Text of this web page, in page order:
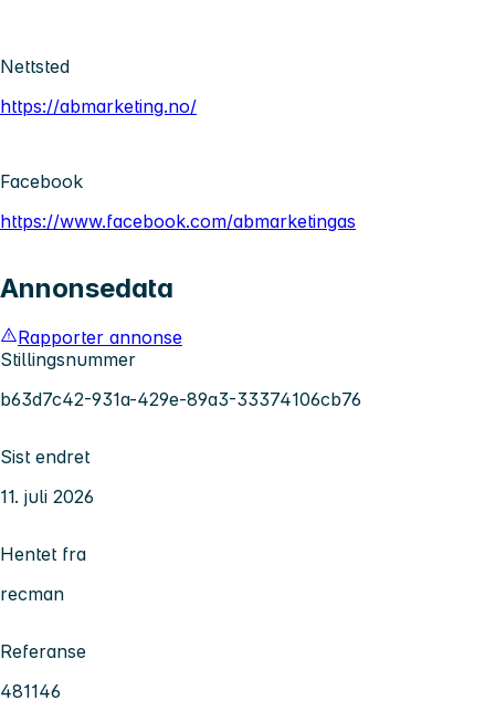
Nettsted
https://abmarketing.no/
Facebook
https://www.facebook.com/abmarketingas
Annonsedata
Rapporter annonse
Stillingsnummer
b63d7c42-931a-429e-89a3-33374106cb76
Sist endret
11. juli 2026
Hentet fra
recman
Referanse
481146